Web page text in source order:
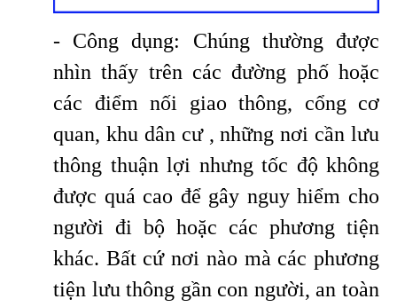
- Công dụng: Chúng thường được
nhìn thấy trên các đường phố hoặc
các điểm nối giao thông, cổng cơ
quan, khu dân cư , những nơi cần lưu
thông thuận lợi nhưng tốc độ không
được quá cao để gây nguy hiểm cho
người đi bộ hoặc các phương tiện
khác. Bất cứ nơi nào mà các phương
tiện lưu thông gần con người, an toàn